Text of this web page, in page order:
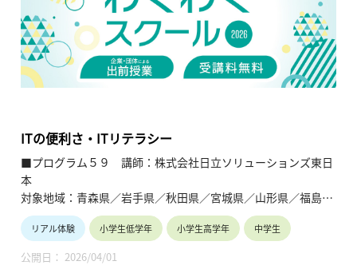
【TOHOKUわくわくスクール】主催：公益財団法人東北活性化
研究センター（https://www.kasseiken.jp/）
東北6県ならびに新潟県の小学生・中学生・高校生を対象と
し、当地域に所在し活躍している様々な分野の企業や団体とを
繋ぐ出前授業です。学問の面白さ・楽しさに触れつつ、地元の
を目的とします。
ITの便利さ・ITリテラシー
■プログラム５９ 講師：株式会社日立ソリューションズ東日
本
対象地域：青森県／岩手県／秋田県／宮城県／山形県／福島県
／新潟県
【テーマ】
ITの便利さ ITリテラシー
リアル体験 小学生低学年 小学生高学年 中学生
公開日： 2026/04/01